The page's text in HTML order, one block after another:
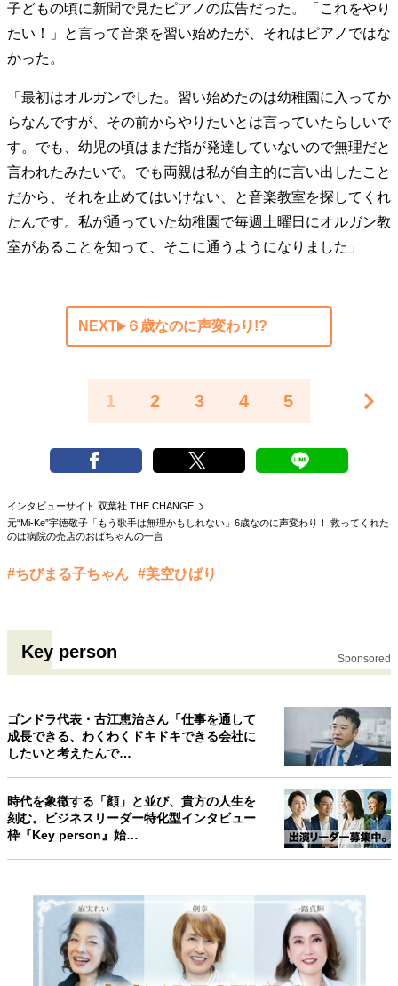
子どもの頃に新聞で見たピアノの広告だった。「これをやり
たい！」と言って音楽を習い始めたが、それはピアノではな
かった。
「最初はオルガンでした。習い始めたのは幼稚園に入ってか
らなんですが、その前からやりたいとは言っていたらしいで
す。でも、幼児の頃はまだ指が発達していないので無理だと
言われたみたいで。でも両親は私が自主的に言い出したこと
だから、それを止めてはいけない、と音楽教室を探してくれ
たんです。私が通っていた幼稚園で毎週土曜日にオルガン教
室があることを知って、そこに通うようになりました」
NEXT ６歳なのに声変わり!?
1 2 3 4 5
インタビューサイト 双葉社 THE CHANGE
元“Mi-Ke”宇徳敬子「もう歌手は無理かもしれない」6歳なのに声変わり！ 救ってくれた
のは病院の売店のおばちゃんの一言
#ちびまる子ちゃん #美空ひばり
Key person Sponsored
ゴンドラ代表・古江恵治さん「仕事を通して
成長できる、わくわくドキドキできる会社に
したいと考えたんで…
時代を象徴する「顔」と並び、貴方の人生を
刻む。ビジネスリーダー特化型インタビュー
枠『Key person』始…